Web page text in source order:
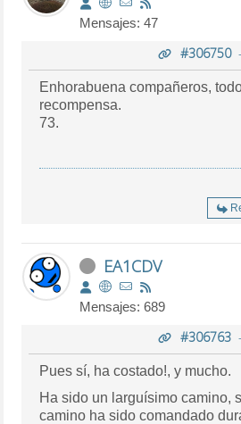
Mensajes: 47
#306750-
Enhorabuena compañeros,
recompensa.
73.
EA1CDV
Mensajes: 689
#306763-
Pues sí, ha costado!, y mucho.
Ha sido un larguísimo camino,
camino ha sido comandado